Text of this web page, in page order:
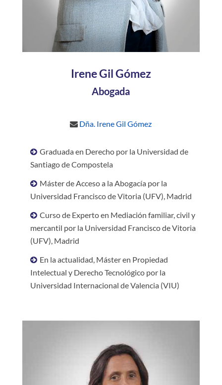
Irene Gil Gómez
Abogada
Dña. Irene Gil Gómez
Graduada en Derecho por la Universidad de
Santiago de Compostela
Máster de Acceso a la Abogacía por la
Universidad Francisco de Vitoria (UFV), Madrid
Curso de Experto en Mediación familiar, civil y
mercantil por la Universidad Francisco de Vitoria
(UFV), Madrid
En la actualidad, Máster en Propiedad
Intelectual y Derecho Tecnológico por la
Universidad Internacional de Valencia (VIU)